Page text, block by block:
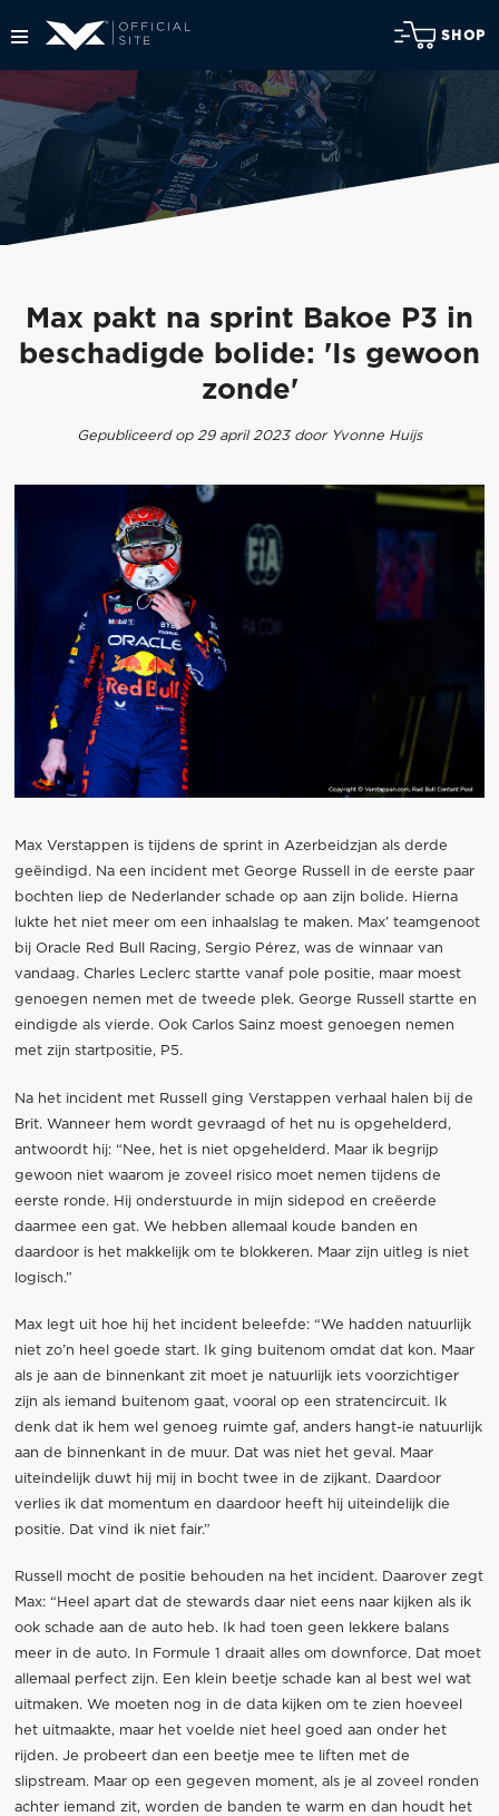
SHOP
Max pakt na sprint Bakoe P3 in
beschadigde bolide: 'Is gewoon
zonde'
Gepubliceerd op 29 april 2023 door Yvonne Huijs
Max Verstappen is tijdens de sprint in Azerbeidzjan als derde
geëindigd. Na een incident met George Russell in de eerste paar
bochten liep de Nederlander schade op aan zijn bolide. Hierna
lukte het niet meer om een inhaalslag te maken. Max’ teamgenoot
bij Oracle Red Bull Racing, Sergio Pérez, was de winnaar van
vandaag. Charles Leclerc startte vanaf pole positie, maar moest
genoegen nemen met de tweede plek. George Russell startte en
eindigde als vierde. Ook Carlos Sainz moest genoegen nemen
met zijn startpositie, P5.
Na het incident met Russell ging Verstappen verhaal halen bij de
Brit. Wanneer hem wordt gevraagd of het nu is opgehelderd,
antwoordt hij: “Nee, het is niet opgehelderd. Maar ik begrijp
gewoon niet waarom je zoveel risico moet nemen tijdens de
eerste ronde. Hij onderstuurde in mijn sidepod en creëerde
daarmee een gat. We hebben allemaal koude banden en
daardoor is het makkelijk om te blokkeren. Maar zijn uitleg is niet
logisch.”
Max legt uit hoe hij het incident beleefde: “We hadden natuurlijk
niet zo’n heel goede start. Ik ging buitenom omdat dat kon. Maar
als je aan de binnenkant zit moet je natuurlijk iets voorzichtiger
zijn als iemand buitenom gaat, vooral op een stratencircuit. Ik
denk dat ik hem wel genoeg ruimte gaf, anders hangt-ie natuurlijk
aan de binnenkant in de muur. Dat was niet het geval. Maar
uiteindelijk duwt hij mij in bocht twee in de zijkant. Daardoor
verlies ik dat momentum en daardoor heeft hij uiteindelijk die
positie. Dat vind ik niet fair.”
Russell mocht de positie behouden na het incident. Daarover zegt
Max: “Heel apart dat de stewards daar niet eens naar kijken als ik
ook schade aan de auto heb. Ik had toen geen lekkere balans
meer in de auto. In Formule 1 draait alles om downforce. Dat moet
allemaal perfect zijn. Een klein beetje schade kan al best wel wat
uitmaken. We moeten nog in de data kijken om te zien hoeveel
het uitmaakte, maar het voelde niet heel goed aan onder het
rijden. Je probeert dan een beetje mee te liften met de
slipstream. Maar op een gegeven moment, als je al zoveel ronden
achter iemand zit, worden de banden te warm en dan houdt het